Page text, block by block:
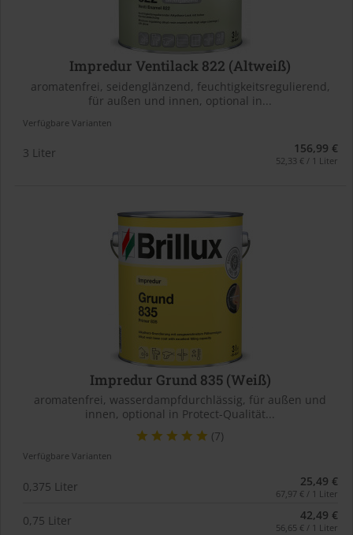
Impredur Ventilack 822 (Altweiß)
aromatenfrei, seidenglänzend, feuchtigkeitsregulierend,
für außen und innen, optional in...
Verfügbare Varianten
3 Liter 156,99 €
52,33 € / 1 Liter
Impredur Grund 835 (Weiß)
aromatenfrei, wasserdampfdurchlässig, für außen und
innen, optional in Protect-Qualität...
(7)
Verfügbare Varianten
0,375 Liter 25,49 €
67,97 € / 1 Liter
0,75 Liter 42,49 €
56,65 € / 1 Liter